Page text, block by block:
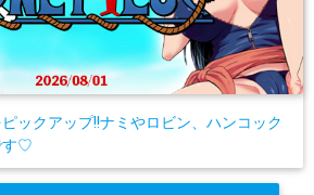
ックアップ!!ナミやロビン、ハンコック
す♡